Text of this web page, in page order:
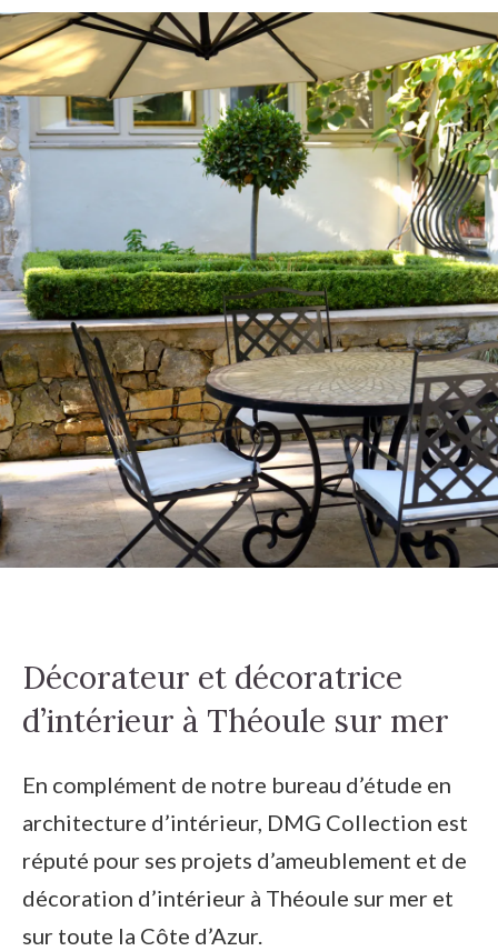
Décorateur et décoratrice
d’intérieur à Théoule sur mer
En complément de notre bureau d’étude en
architecture d’intérieur, DMG Collection est
réputé pour ses projets d’ameublement et de
décoration d’intérieur à Théoule sur mer et
sur toute la Côte d’Azur.